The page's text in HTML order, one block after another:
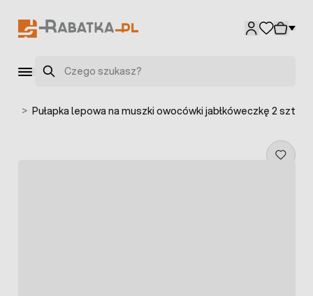
Szukaj
> Pułapka lepowa na muszki owocówki jabłkóweczkę 2 szt